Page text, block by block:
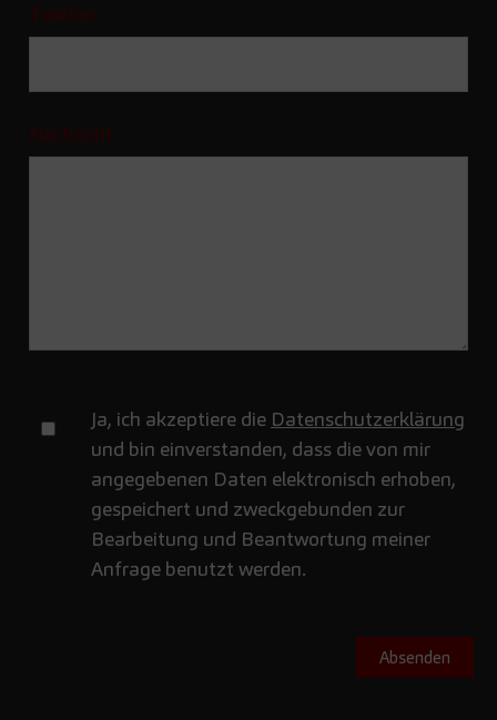
Telefon
Nachricht
Ja, ich akzeptiere die Datenschutzerklärung
und bin einverstanden, dass die von mir
angegebenen Daten elektronisch erhoben,
gespeichert und zweckgebunden zur
Bearbeitung und Beantwortung meiner
Anfrage benutzt werden.